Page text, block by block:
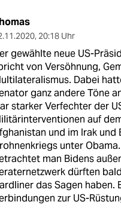
, 20:18 Uhr
gewählte neue US-
von Versöhnung,
Dabei
ganz andere Töne
starker Verfechter der
auf
und im Irak und
unter
man Bidens
dürften
das Sagen haben.
zur US-